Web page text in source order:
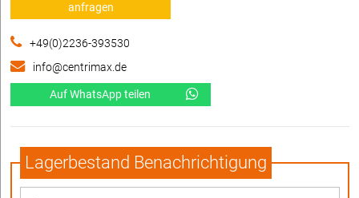
anfragen
+49(0)2236-393530
info@centrimax.de
Auf WhatsApp teilen
Lagerbestand Benachrichtigung